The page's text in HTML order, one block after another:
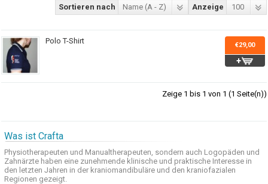
Anzeige 100
Sortieren nach Name (A - Z)
Polo T-Shirt €29,00
Zeige 1 bis 1 von 1 (1 Seite(n))
Was ist Crafta
Physiotherapeuten und Manualtherapeuten, sondern auch Logopäden und
Zahnärzte haben eine zunehmende klinische und praktische Interesse in
den letzten Jahren in der kraniomandibuläre und den kraniofazialen
Regionen gezeigt.